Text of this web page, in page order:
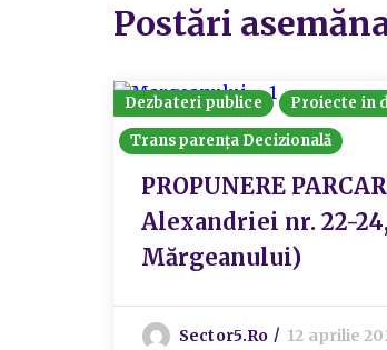
Postări
Dezbateri publice
Proiecte in
Transparența Decizională
PROPUNERE
Alexandriei nr. 22-
Mărgeanului)
Sector5.ro 12 aprilie